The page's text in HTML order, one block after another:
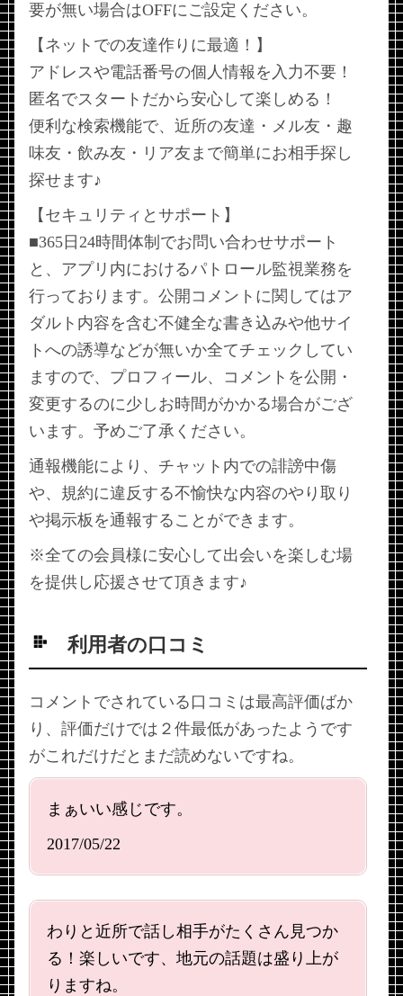
要が無い場合はOFFにご設定ください。
【ネットでの友達作りに最適！】
アドレスや電話番号の個人情報を入力不要！
匿名でスタートだから安心して楽しめる！
便利な検索機能で、近所の友達・メル友・趣
味友・飲み友・リア友まで簡単にお相手探し
探せます♪
【セキュリティとサポート】
■365日24時間体制でお問い合わせサポート
と、アプリ内におけるパトロール監視業務を
行っております。公開コメントに関してはア
ダルト内容を含む不健全な書き込みや他サイ
トへの誘導などが無いか全てチェックしてい
ますので、プロフィール、コメントを公開・
変更するのに少しお時間がかかる場合がござ
います。予めご了承ください。
通報機能により、チャット内での誹謗中傷
や、規約に違反する不愉快な内容のやり取り
や掲示板を通報することができます。
※全ての会員様に安心して出会いを楽しむ場
を提供し応援させて頂きます♪
利用者の口コミ
コメントでされている口コミは最高評価ばか
り、評価だけでは２件最低があったようです
がこれだけだとまだ読めないですね。
まぁいい感じです。
2017/05/22
わりと近所で話し相手がたくさん見つか
る！楽しいです、地元の話題は盛り上が
りますね。